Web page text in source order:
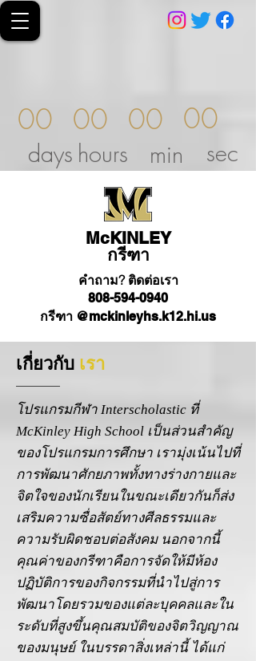
00
days
00
hours
00
min
00
sec
McKINLEY
กรีฑา
คำถาม? ติดต่อเรา
808-594-0940
กรีฑา @mckinleyhs.k12.hi.us
เกี่ยวกับ เรา
โปรแกรมกีฬา Interscholastic ที่
McKinley High School เป็นส่วนสำคัญ
ของโปรแกรมการศึกษา เรามุ่งเน้นไปที่
การพัฒนาศักยภาพทั้งทางร่างกายและ
จิตใจของนักเรียนในขณะเดียวกันก็ส่ง
เสริมความซื่อสัตย์ทางศีลธรรมและ
ความรับผิดชอบต่อสังคม นอกจากนี้
คุณค่าของกรีฑาคือการจัดให้มีห้อง
ปฏิบัติการของกิจกรรมที่นำไปสู่การ
พัฒนาโดยรวมของแต่ละบุคคลและใน
ระดับที่สูงขึ้นคุณสมบัติของจิตวิญญาณ
ของมนุษย์ ในบรรดาสิ่งเหล่านี้ ได้แก่